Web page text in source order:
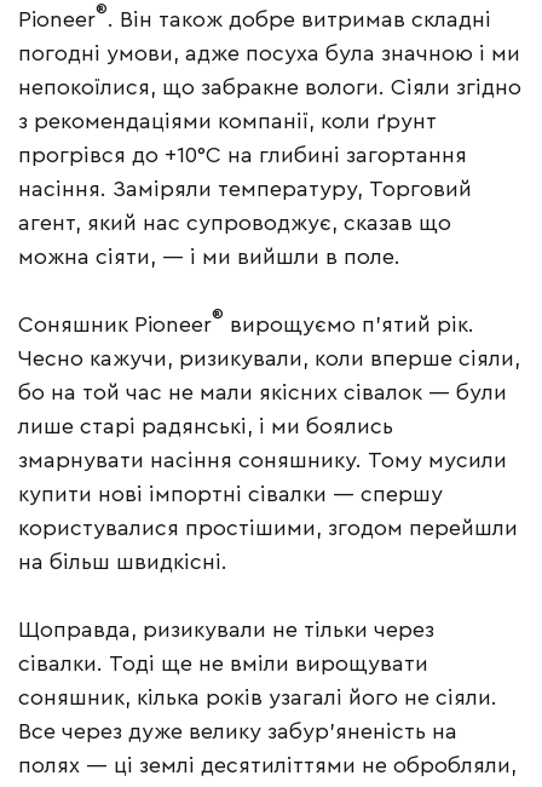
Pioneer®. Він також добре витримав складні
погодні умови, адже посуха була значною і ми
непокоїлися, що забракне вологи. Сіяли згідно
з рекомендаціями компанії, коли ґрунт
прогрівся до +10°С на глибині загортання
насіння. Заміряли температуру, Торговий
агент, який нас супроводжує, сказав що
можна сіяти, — і ми вийшли в поле.
Соняшник Pioneer® вирощуємо п’ятий рік.
Чесно кажучи, ризикували, коли вперше сіяли,
бо на той час не мали якісних сівалок — були
лише старі радянські, і ми боялись
змарнувати насіння соняшнику. Тому мусили
купити нові імпортні сівалки — спершу
користувалися простішими, згодом перейшли
на більш швидкісні.
Щоправда, ризикували не тільки через
сівалки. Тоді ще не вміли вирощувати
соняшник, кілька років узагалі його не сіяли.
Все через дуже велику забур’яненість на
полях — ці землі десятиліттями не оброб­ляли,